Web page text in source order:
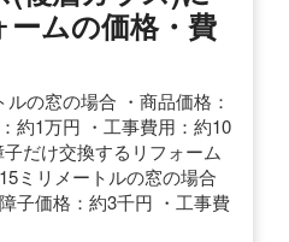
ムの価格・費
の窓の場合 ・商品価格：
約1万円 ・工事費用：約10
だけ交換するリフォーム
ミリメートルの窓の場合
子価格：約3千円 ・工事費